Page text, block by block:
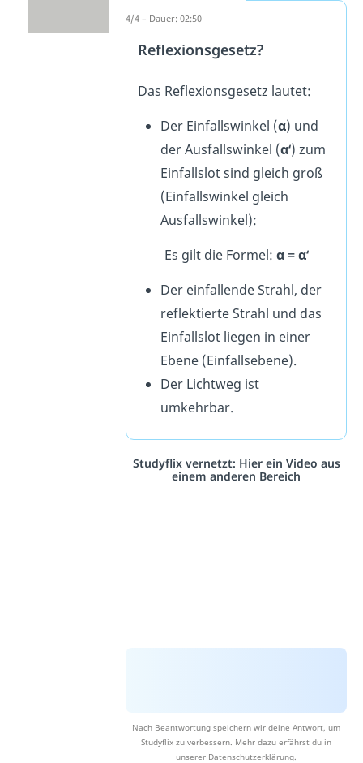
Wie lautet das
Reflexionsgesetz?
Das Reflexionsgesetz lautet:
Der Einfallswinkel (α) und
der Ausfallswinkel (α‘) zum
Einfallslot sind gleich groß
(Einfallswinkel gleich
Ausfallswinkel):
Es gilt die Formel: α = α‘
Der einfallende Strahl, der
reflektierte Strahl und das
Einfallslot liegen in einer
Ebene (Einfallsebene).
Der Lichtweg ist
umkehrbar.
Studyflix vernetzt: Hier ein Video aus
einem anderen Bereich
Nach Beantwortung speichern wir deine Antwort, um
Studyflix zu verbessern. Mehr dazu erfährst du in
unserer Datenschutzerklärung
4/4 – Dauer: 02:50